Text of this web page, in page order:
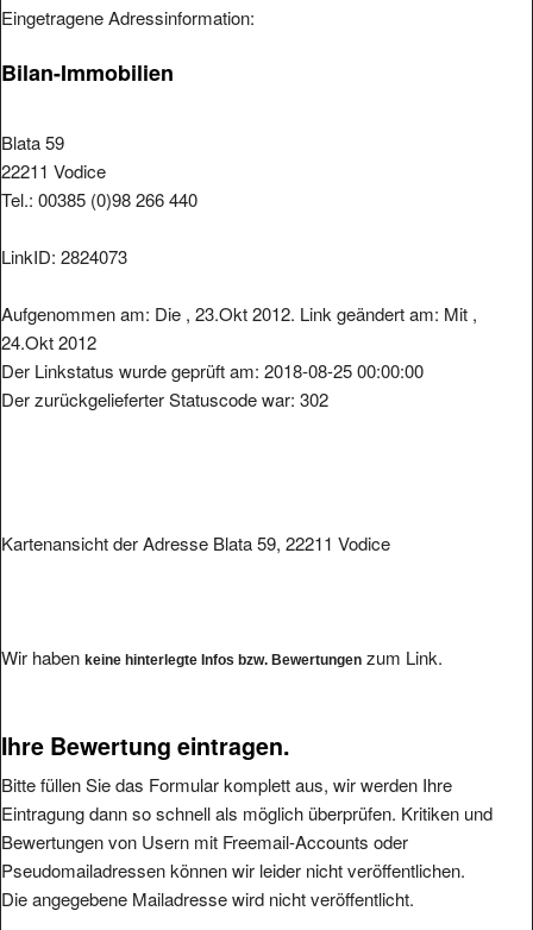
Eingetragene Adressinformation:
Bilan-Immobilien
Blata 59
22211 Vodice
Tel.: 00385 (0)98 266 440
LinkID: 2824073
Aufgenommen am: Die , 23.Okt 2012. Link geändert am: Mit ,
24.Okt 2012
Der Linkstatus wurde geprüft am: 2018-08-25 00:00:00
Der zurückgelieferter Statuscode war: 302
Kartenansicht der Adresse Blata 59, 22211 Vodice
Wir haben keine hinterlegte Infos bzw. Bewertungen zum Link.
Ihre Bewertung eintragen.
Bitte füllen Sie das Formular komplett aus, wir werden Ihre
Eintragung dann so schnell als möglich überprüfen. Kritiken und
Bewertungen von Usern mit Freemail-Accounts oder
Pseudomailadressen können wir leider nicht veröffentlichen.
Die angegebene Mailadresse wird nicht veröffentlicht.